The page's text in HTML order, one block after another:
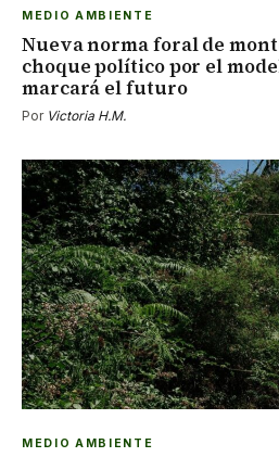
MEDIO AMBIENTE
Nueva norma foral de
choque político por el
marcará el futuro
Por Victoria H.M.
MEDIO AMBIENTE